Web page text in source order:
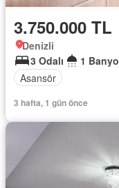
3.750.000 TL
Denizli
3 Odalı
1 Banyo
Asansör
3 hafta, 1 gün önce